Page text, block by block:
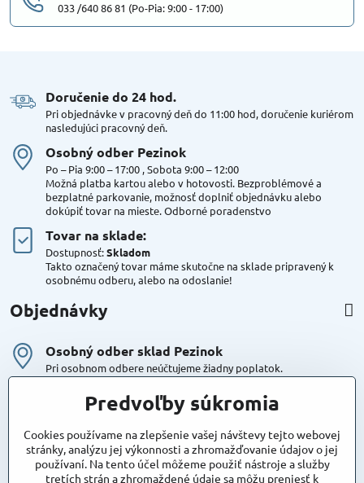
033 /640 86 81 (Po-Pia: 9:00 - 17:00)
Doručenie do 24 hod​.
Pri objednávke v pracovný deň do 11:00 hod, doručenie kuriérom
nasledujúci pracovný deň.
Osobný odber Pezinok
Po – Pia 9:00 – 17:00 , Sobota 9:00 – 12:00
Možná platba kartou alebo v hotovosti. Bezproblémové a
bezplatné parkovanie, možnosť doplniť objednávku alebo
dokúpiť tovar na mieste. Odborné poradenstvo
Tovar na sklade:
Dostupnosť:Skladom
Takto označený tovar máme skutočne na sklade pripravený k
osobnému odberu, alebo na odoslanie!
Objednávky
Osobný odber sklad Pezinok
Pri osobnom odbere neúčtujeme žiadny poplatok.
Kuriér DPD , Geis
Cena za dopravu:
Maxstore
Predvoľby súkromia
Cookies používame na zlepšenie vašej návštevy tejto webovej
stránky, analýzu jej výkonnosti a zhromažďovanie údajov o jej
používaní. Na tento účel môžeme použiť nástroje a služby
tretích strán a zhromaždené údaje sa môžu preniesť k